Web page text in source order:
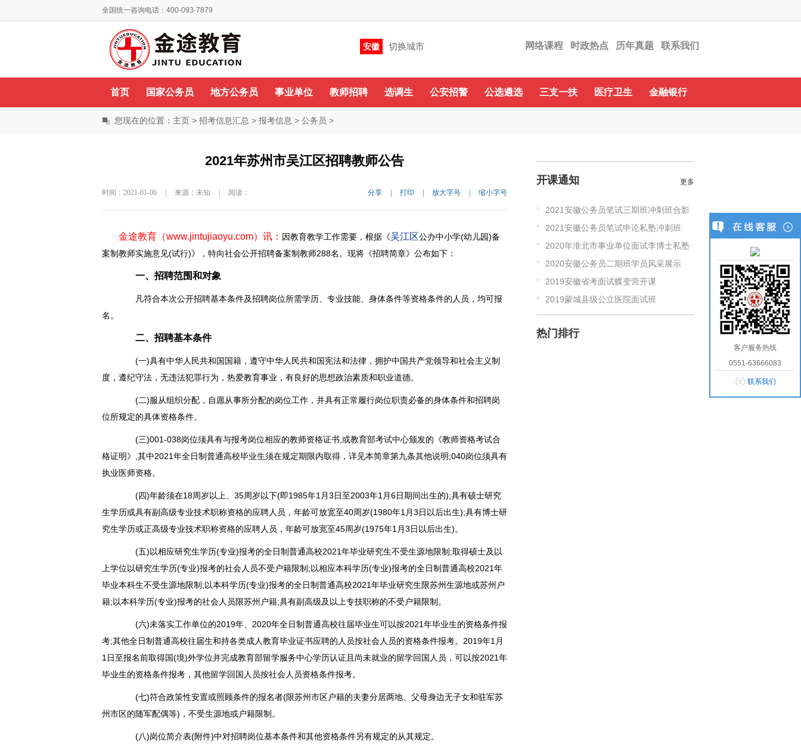
全国统一咨询电话：400-093-7879
你好，欢迎来到金途教育！
QQ群
QQ群：479852545 288714547
安徽 切换城市 网络课程 时政热点 历年真题 联系我们
首页 国家公务员 地方公务员 事业单位 教师招聘 选调生 公安招警 公选遴选 三支一扶 医疗卫生 金融银行
您现在的位置： 主页 > 招考信息汇总 > 报考信息 > 公务员 >
2021年苏州市吴江区招聘教师公告
时间：2021-01-06 来源：未知 阅读： 分享 打印 放大字号 缩小字号
金途教育（www.jintujiaoyu.com）讯： 因教育教学工作需要，根据《吴江区公办中小学(幼儿园)备
案制教师实施意见(试行)》，特向社会公开招聘备案制教师288名。现将《招聘简章》公布如下：
一、招聘范围和对象
凡符合本次公开招聘基本条件及招聘岗位所需学历、专业技能、身体条件等资格条件的人员，均可报
名。
二、招聘基本条件
(一)具有中华人民共和国国籍，遵守中华人民共和国宪法和法律，拥护中国共产党领导和社会主义制
度，遵纪守法，无违法犯罪行为，热爱教育事业，有良好的思想政治素质和职业道德。
(二)服从组织分配，自愿从事所分配的岗位工作，并具有正常履行岗位职责必备的身体条件和招聘岗
位所规定的具体资格条件。
(三)001-038岗位须具有与报考岗位相应的教师资格证书,或教育部考试中心颁发的《教师资格考试合
格证明》,其中2021年全日制普通高校毕业生须在规定期限内取得，详见本简章第九条其他说明;040岗位须具有
执业医师资格。
(四)年龄须在18周岁以上、35周岁以下(即1985年1月3日至2003年1月6日期间出生的);具有硕士研究
生学历或具有副高级专业技术职称资格的应聘人员，年龄可放宽至40周岁(1980年1月3日以后出生);具有博士研
究生学历或正高级专业技术职称资格的应聘人员，年龄可放宽至45周岁(1975年1月3日以后出生)。
(五)以相应研究生学历(专业)报考的全日制普通高校2021年毕业研究生不受生源地限制;取得硕士及以
上学位以研究生学历(专业)报考的社会人员不受户籍限制;以相应本科学历(专业)报考的全日制普通高校2021年
毕业本科生不受生源地限制;以本科学历(专业)报考的全日制普通高校2021年毕业研究生限苏州生源地或苏州户
籍;以本科学历(专业)报考的社会人员限苏州户籍;具有副高级及以上专技职称的不受户籍限制。
(六)未落实工作单位的2019年、2020年全日制普通高校往届毕业生可以按2021年毕业生的资格条件报
考;其他全日制普通高校往届生和持各类成人教育毕业证书应聘的人员按社会人员的资格条件报考。2019年1月
1日至报名前取得国(境)外学位并完成教育部留学服务中心学历认证且尚未就业的留学回国人员，可以按2021年
毕业生的资格条件报考，其他留学回国人员按社会人员资格条件报考。
(七)符合政策性安置或照顾条件的报名者(限苏州市区户籍的夫妻分居两地、父母身边无子女和驻军苏
州市区的随军配偶等)，不受生源地或户籍限制。
(八)岗位简介表(附件)中对招聘岗位基本条件和其他资格条件另有规定的从其规定。
更多
开课通知
2021安徽公务员笔试三期班冲刺班合影
2021安徽公务员笔试申论私塾冲刺班
2020年淮北市事业单位面试李博士私塾
班
2020安徽公务员二期班学员风采展示
2019安徽省考面试蝶变营开课
2019蒙城县级公立医院面试班
热门排行
客户服务热线
0551-63666083
联系我们